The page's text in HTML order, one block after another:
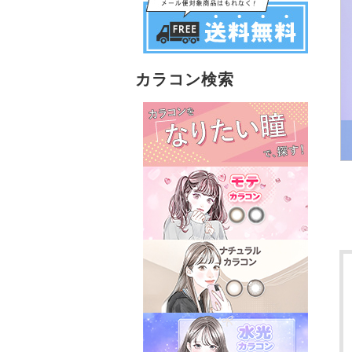
カラコン検索